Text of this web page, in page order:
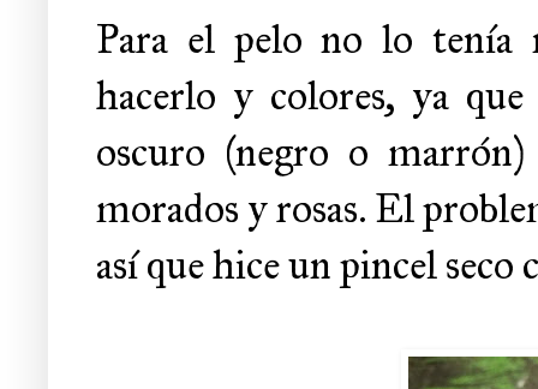
Para el pelo no lo tenía
hacerlo y colores, ya
oscuro (negro o marrón)
morados y rosas. El
así que hice un pincel